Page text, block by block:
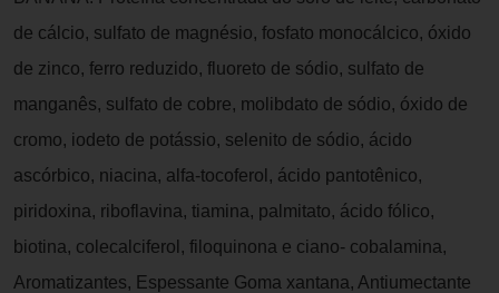
de cálcio, sulfato de magnésio, fosfato monocálcico, óxido
de zinco, ferro reduzido, fluoreto de sódio, sulfato de
manganês, sulfato de cobre, molibdato de sódio, óxido de
cromo, iodeto de potássio, selenito de sódio, ácido
ascórbico, niacina, alfa-tocoferol, ácido pantotênico,
piridoxina, riboflavina, tiamina, palmitato, ácido fólico,
biotina, colecalciferol, filoquinona e ciano- cobalamina,
Aromatizantes, Espessante Goma xantana, Antiumectante